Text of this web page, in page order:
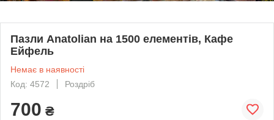
Пазли Anatolian на 1500 елементів, Кафе
Ейфель
Немає в наявності
Код: 4572
Роздріб
700 ₴